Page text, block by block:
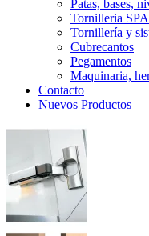
Patas, bases,
Tornilleria
Tornillería y
Cubrecantos
Pegamentos
Maquinaria,
Contacto
Nuevos Productos